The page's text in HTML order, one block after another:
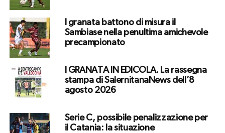
I granata battono di misura il
Sambiase nella penultima amichevole
precampionato
I GRANATA IN EDICOLA. La rassegna
stampa di SalernitanaNews dell’8
agosto 2026
Serie C, possibile penalizzazione per
il Catania: la situazione